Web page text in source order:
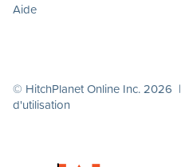
Aide
© HitchPlanet Online Inc. 2026 |
d'utilisation